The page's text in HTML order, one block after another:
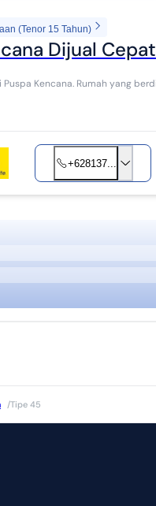
(Tenor 15 Tahun)
Dijual Cepat
dilahan seluas 84 m2 dan
+628137...
/Tipe 45